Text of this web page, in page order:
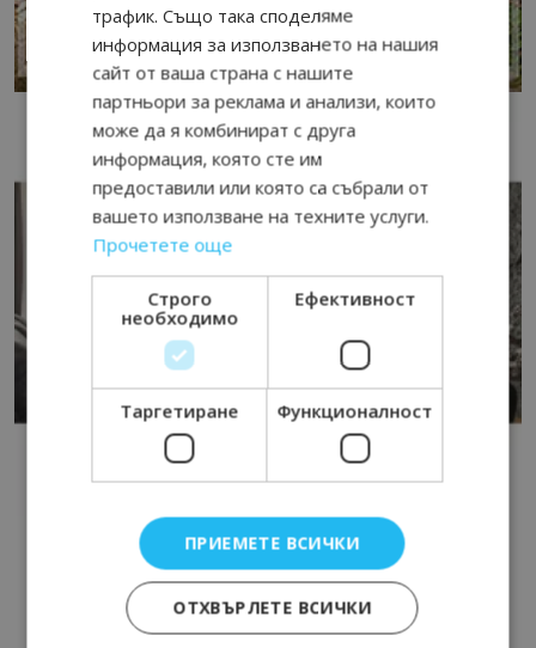
трафик. Също така споделяме
информация за използването на нашия
сайт от ваша страна с нашите
партньори за реклама и анализи, които
може да я комбинират с друга
информация, която сте им
предоставили или която са събрали от
вашето използване на техните услуги.
Прочетете още
Строго
необходимо
Ефективност
Таргетиране Функционалност
ПРИЕМЕТЕ ВСИЧКИ
ОТХВЪРЛЕТЕ ВСИЧКИ